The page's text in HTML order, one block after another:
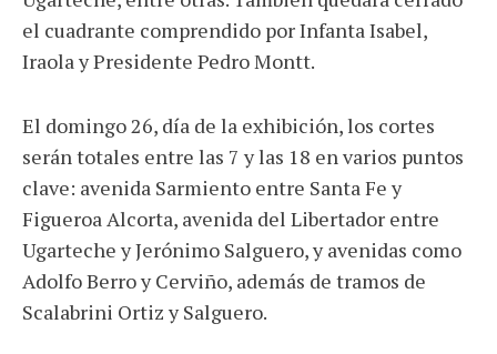
el cuadrante comprendido por Infanta Isabel,
Iraola y Presidente Pedro Montt.
El domingo 26, día de la exhibición, los cortes
serán totales entre las 7 y las 18 en varios puntos
clave: avenida Sarmiento entre Santa Fe y
Figueroa Alcorta, avenida del Libertador entre
Ugarteche y Jerónimo Salguero, y avenidas como
Adolfo Berro y Cerviño, además de tramos de
Scalabrini Ortiz y Salguero.